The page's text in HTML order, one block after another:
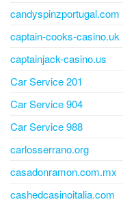
candyspinzportugal.com
captain-cooks-casino.uk
captainjack-casino.us
Car Service 201
Car Service 904
Car Service 988
carlosserrano.org
casadonramon.com.mx
cashedcasinoitalia.com